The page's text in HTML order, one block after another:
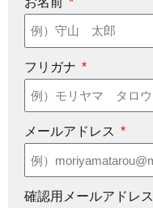
フリガナ
メールアドレス
確認用メールアドレス